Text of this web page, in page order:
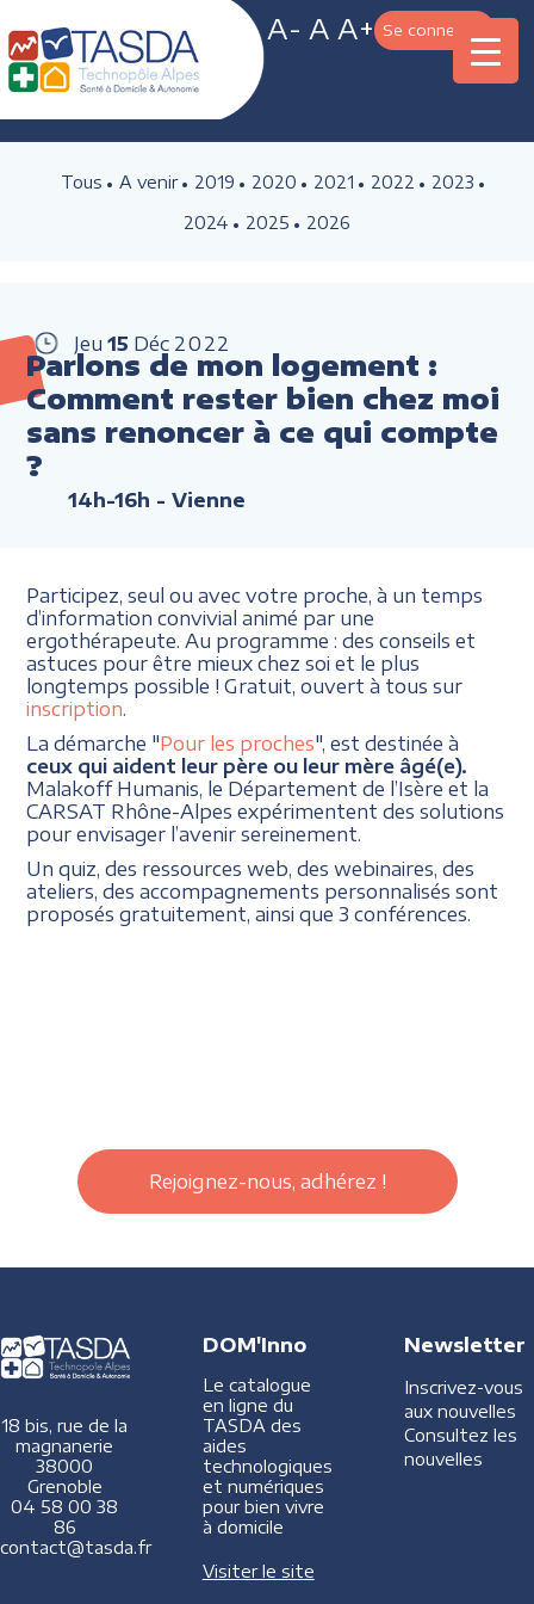
A- A A+ Se connecter
Tous A venir 2019 2020 2021 2022
2023
2024
2025 2026
Jeu 15 Déc 2022
Parlons de mon logement :
Comment rester bien chez moi
sans renoncer à ce qui compte
?
14h-16h - Vienne
Participez, seul ou avec votre proche, à un temps
d’information convivial animé par une
ergothérapeute. Au programme : des conseils et
astuces pour être mieux chez soi et le plus
longtemps possible ! Gratuit, ouvert à tous sur
inscription
La démarche "Pour les proches", est destinée à
ceux qui aident leur père ou leur mère âgé(e).
Malakoff Humanis, le Département de l’Isère et la
CARSAT Rhône-Alpes expérimentent des solutions
pour envisager l’avenir sereinement.
Un quiz, des ressources web, des webinaires, des
ateliers, des accompagnements personnalisés sont
proposés gratuitement, ainsi que 3 conférences.
Rejoignez-nous, adhérez !
18 bis, rue de la
magnanerie
38000
Grenoble
04 58 00 38
86
contact@tasda.fr
DOM'Inno
Le catalogue
en ligne du
TASDA des
aides
technologiques
et numériques
pour bien vivre
à domicile
Visiter le site
Newsletter
Inscrivez-vous
aux nouvelles
Consultez les
nouvelles